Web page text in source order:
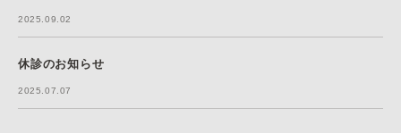
2025.09.02
休診のお知らせ
2025.07.07